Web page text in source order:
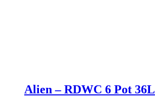
Alien – RDWC 6 Pot 36L